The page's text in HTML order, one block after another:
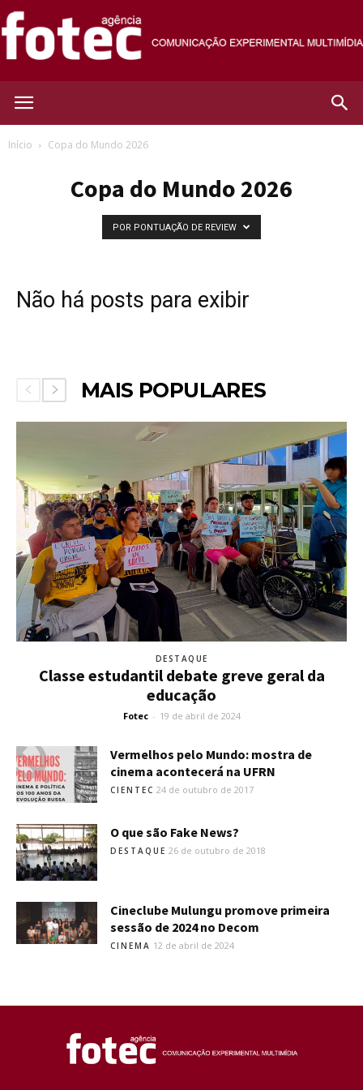
Fotec
Início Copa do Mundo 2026
Copa do Mundo 2026
POR PONTUAÇÃO DE REVIEW
Não há posts para exibir
MAIS POPULARES
DESTAQUE
Classe estudantil debate greve geral da
educação
Fotec - 19 de abril de 2024
Vermelhos pelo Mundo: mostra de
cinema acontecerá na UFRN
CIENTEC 24 de outubro de 2017
O que são Fake News?
DESTAQUE 26 de outubro de 2018
Cineclube Mulungu promove primeira
sessão de 2024 no Decom
CINEMA 12 de abril de 2024